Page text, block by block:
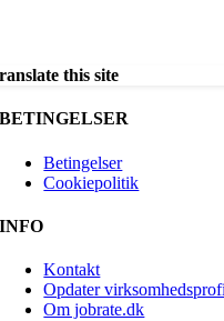
this site
BETINGELSER
Betingelser
Cookiepolitik
INFO
Kontakt
Opdater
Om jobrate.dk